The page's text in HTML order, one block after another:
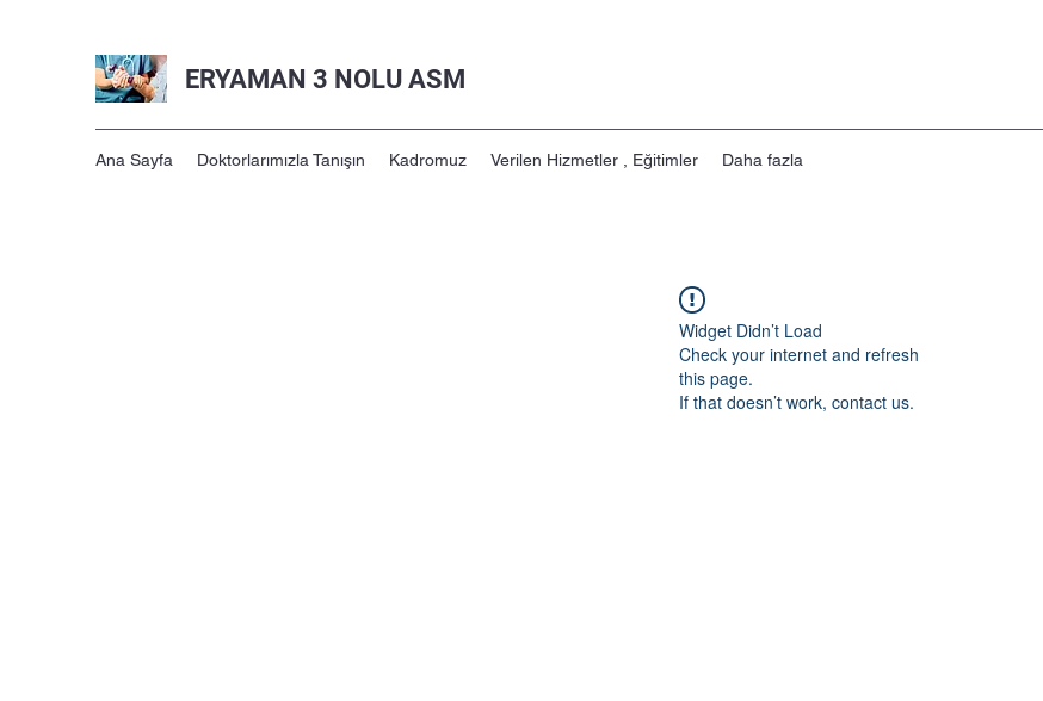
ERYAMAN 3 NOLU ASM
Ana Sayfa Doktorlarımızla Tanışın Kadromuz Verilen Hizmetler , Eğitimler Daha fazla
Widget Didn’t Load
Check your internet and refresh
this page.
If that doesn’t work, contact us.